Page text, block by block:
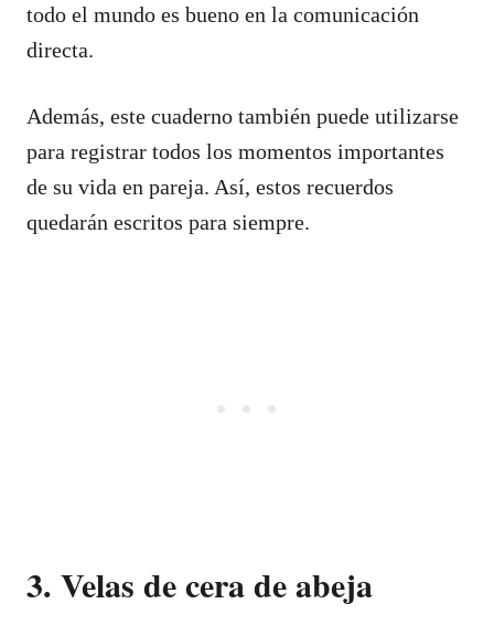
todo el mundo es bueno en la comunicación
directa.
Además, este cuaderno también puede utilizarse
para registrar todos los momentos importantes
de su vida en pareja. Así, estos recuerdos
quedarán escritos para siempre.
3. Velas de cera de abeja